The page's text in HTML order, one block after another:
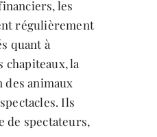
les
régulièrement
quant à
chapiteaux, la
animaux
Ils
de spectateurs,